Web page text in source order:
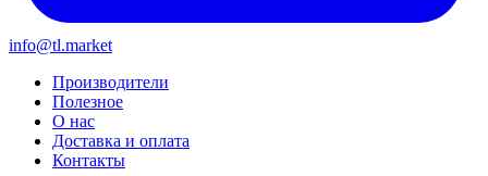
info@tl.market
Производители
Полезное
О нас
Доставка и оплата
Контакты